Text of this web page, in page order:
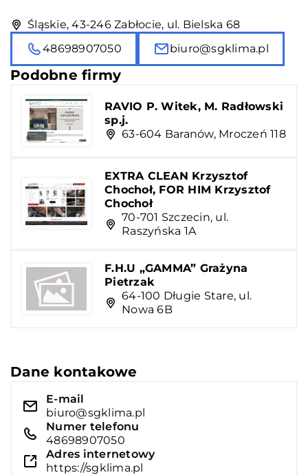
Śląskie, 43-246 Zabłocie, ul. Bielska 68
48698907050
biuro@sgklima.pl
Podobne firmy
RAVIO P. Witek, M. Radłowski
sp.j.
63-604 Baranów, Mroczeń 118
EXTRA CLEAN Krzysztof
Chochoł, FOR HIM Krzysztof
Chochoł
70-701 Szczecin, ul.
Raszyńska 1A
F.H.U „GAMMA” Grażyna
Pietrzak
64-100 Długie Stare, ul.
Nowa 6B
Dane kontakowe
E-mail
biuro@sgklima.pl
Numer telefonu
48698907050
Adres internetowy
https://sgklima.pl